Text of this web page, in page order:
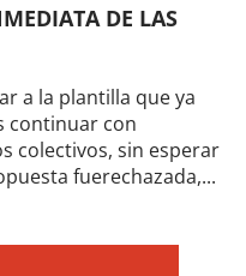
DE LAS
a la plantilla que ya
continuar con
colectivos, sin esperar
fuerechazada,...